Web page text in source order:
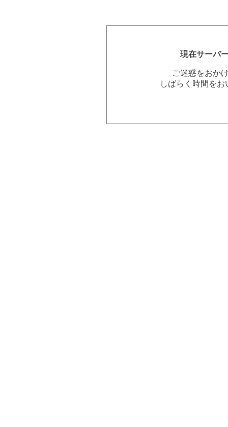
現在サーバ
ご迷惑をおか
しばらく時間を